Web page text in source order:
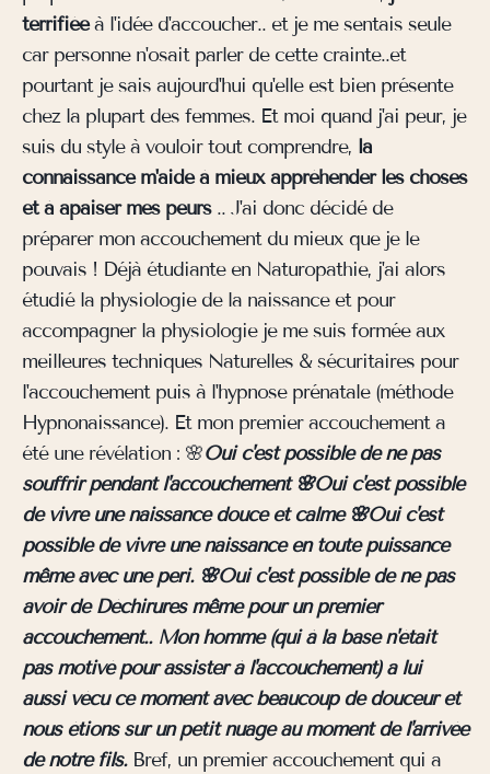
terrifiéeà l'idée d'accoucher.. et je me sentais seule
car personne n'osait parler de cette crainte..et
pourtant je sais aujourd'hui qu'elle est bien présente
chez la plupart des femmes. Et moi quand j'ai peur, je
suis du style à vouloir tout comprendre, la
connaissance m'aide à mieux appréhender les choses
et à apaiser mes peurs .. J'ai donc décidé de
préparer mon accouchement du mieux que je le
pouvais ! Déjà étudiante en Naturopathie, j'ai alors
étudié la physiologie de la naissance et pour
accompagner la physiologie je me suis formée aux
meilleures techniques Naturelles & sécuritaires pour
l'accouchement puis à l'hypnose prénatale (méthode
Hypnonaissance). Et mon premier accouchement a
été une révélation : 🌸Oui c'est possible de ne pas
souffrir pendant l'accouchement 🌸Oui c'est possible
de vivre une naissance douce et calme 🌸Oui c'est
possible de vivre une naissance en toute puissance
même avec une peri. 🌸Oui c'est possible de ne pas
avoir de Déchirures même pour un premier
accouchement.. Mon homme (qui à la base n'était
pas motivé pour assister à l'accouchement) a lui
aussi vécu ce moment avec beaucoup de douceur et
nous étions sur un petit nuage au moment de l'arrivée
de notre fils.Bref, un premier accouchement qui a